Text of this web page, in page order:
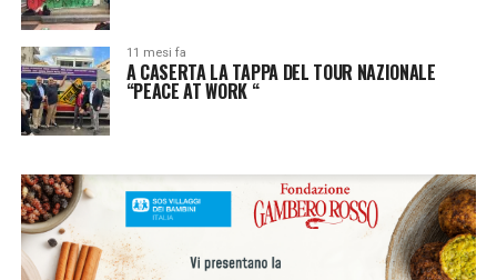
11 mesi fa
A CASERTA LA TAPPA DEL TOUR NAZIONALE
“PEACE AT WORK “